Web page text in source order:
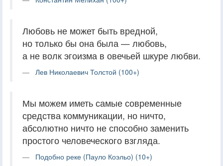
Любовь не может быть вредной,
но только бы она была — любовь,
а не волк эгоизма в овечьей шкуре любви.
Лев Николаевич Толстой (100+)
Мы можем иметь самые современные
средства коммуникации, но ничто,
абсолютно ничто не способно заменить
простого человеческого взгляда.
Подобно реке (Пауло Коэльо) (10+)